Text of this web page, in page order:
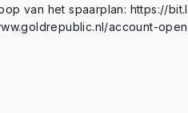
spaarplan: https://bit.ly/Spaarplan
account-